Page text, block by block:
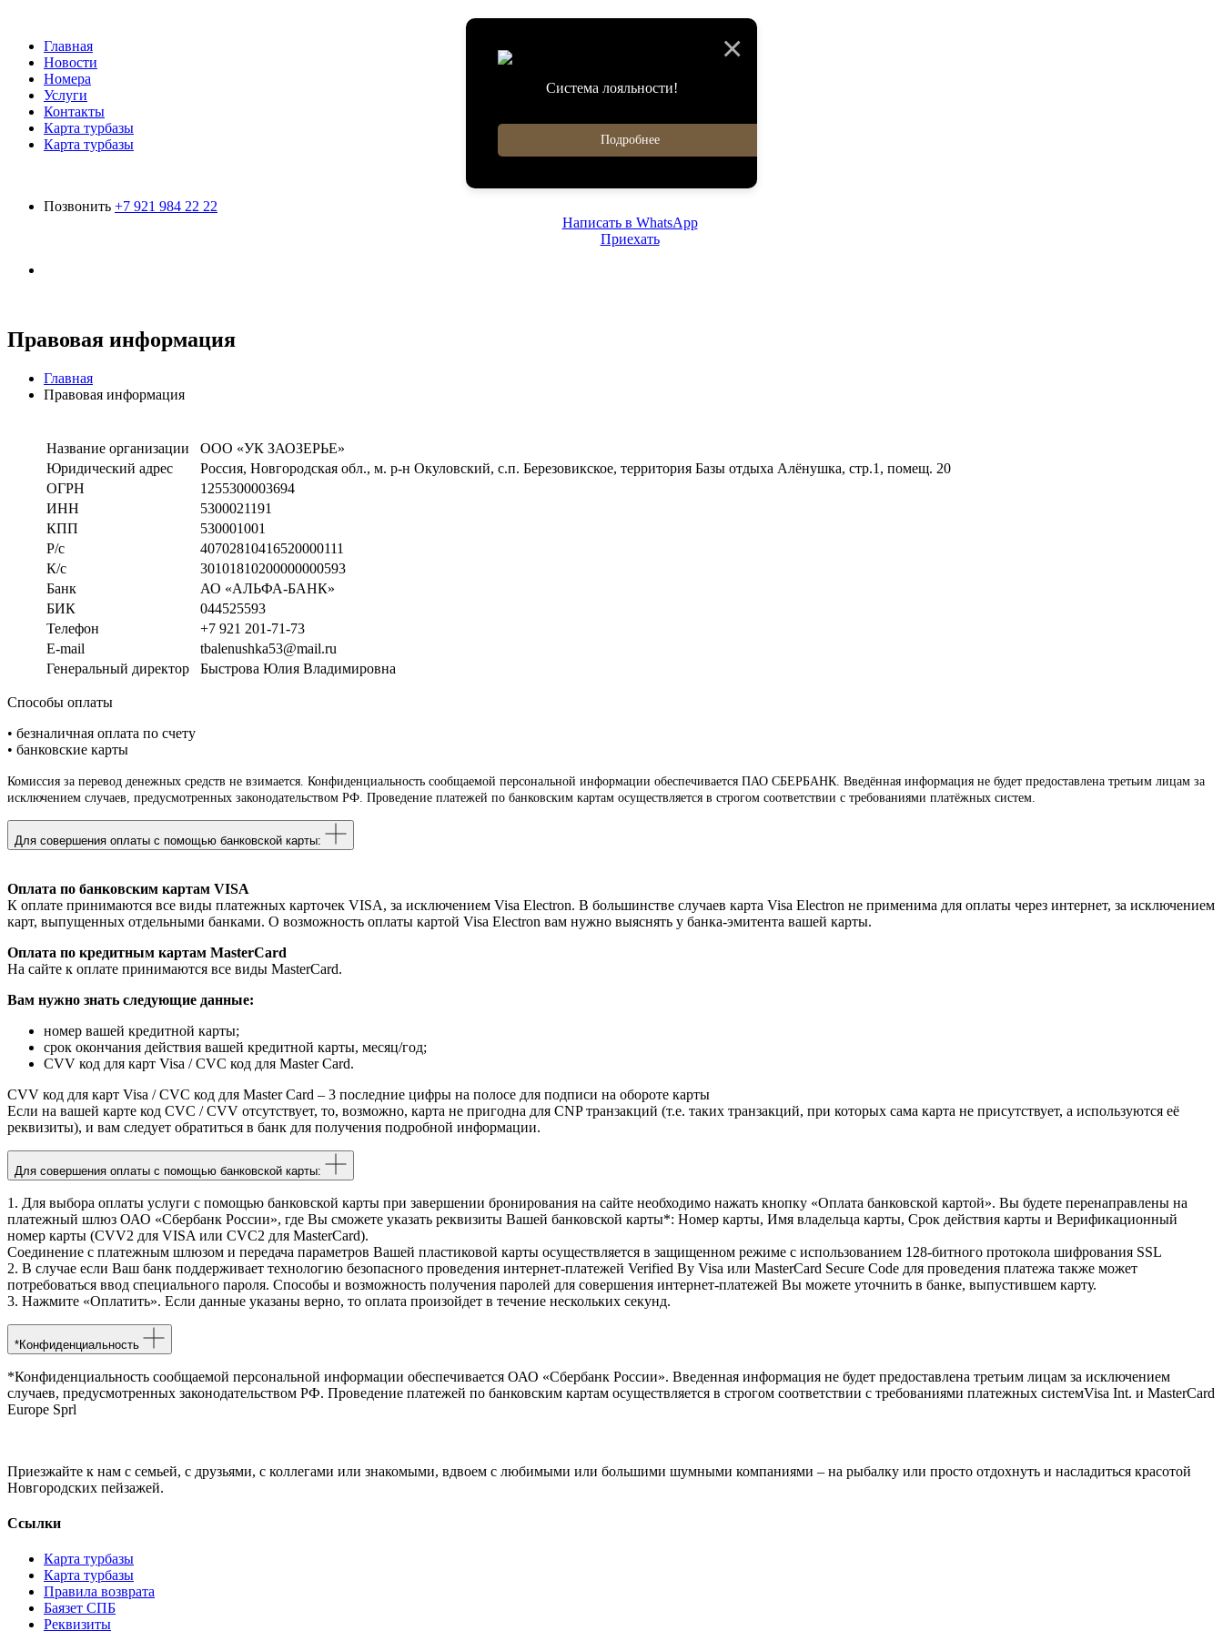
Главная
Новости
Номера
Услуги
Контакты
Карта турбазы
Карта турбазы
Позвонить +7 921 984 22 22
Написать в WhatsApp
Приехать
Правовая информация
Главная
Правовая информация
Название организации
ООО «УК ЗАОЗЕРЬЕ»
Юридический адрес
Россия, Новгородская обл., м. р-н Окуловский, с.п. Березовикское, территория Базы отдыха Алёнушка, стр.1, помещ. 20
ОГРН
1255300003694
ИНН
5300021191
КПП
530001001
Р/с
40702810416520000111
К/с
30101810200000000593
Банк
АО «АЛЬФА-БАНК»
БИК
044525593
Телефон
+7 921 201-71-73
E-mail
tbalenushka53@mail.ru
Генеральный директор
Быстрова Юлия Владимировна
Способы оплаты
• безналичная оплата по счету
• банковские карты
Комиссия за перевод денежных средств не взимается. Конфиденциальность сообщаемой персональной информации обеспечивается ПАО СБЕРБАНК. Введённая информация не будет предоставлена третьим лицам за
исключением случаев, предусмотренных законодательством РФ. Проведение платежей по банковским картам осуществляется в строгом соответствии с требованиями платёжных систем.
Для совершения оплаты с помощью банковской карты:
Оплата по банковским картам VISA
К оплате принимаются все виды платежных карточек VISA, за исключением Visa Electron. В большинстве случаев карта Visa Electron не применима для оплаты через интернет, за исключением
карт, выпущенных отдельными банками. О возможность оплаты картой Visa Electron вам нужно выяснять у банка-эмитента вашей карты.
Оплата по кредитным картам MasterCard
На сайте к оплате принимаются все виды MasterCard.
Вам нужно знать следующие данные:
номер вашей кредитной карты;
cрок окончания действия вашей кредитной карты, месяц/год;
CVV код для карт Visa / CVC код для Master Card.
CVV код для карт Visa / CVC код для Master Card – 3 последние цифры на полосе для подписи на обороте карты
Если на вашей карте код CVC / CVV отсутствует, то, возможно, карта не пригодна для CNP транзакций (т.е. таких транзакций, при которых сама карта не присутствует, а используются её
реквизиты), и вам следует обратиться в банк для получения подробной информации.
Для совершения оплаты с помощью банковской карты:
1. Для выбора оплаты услуги с помощью банковской карты при завершении бронирования на сайте необходимо нажать кнопку «Оплата банковской картой». Вы будете перенаправлены на
платежный шлюз ОАО «Сбербанк России», где Вы сможете указать реквизиты Вашей банковской карты*: Номер карты, Имя владельца карты, Срок действия карты и Верификационный
номер карты (CVV2 для VISA или CVC2 для MasterCard).
Соединение с платежным шлюзом и передача параметров Вашей пластиковой карты осуществляется в защищенном режиме с использованием 128-битного протокола шифрования SSL
2. В случае если Ваш банк поддерживает технологию безопасного проведения интернет-платежей Verified By Visa или MasterCard Secure Code для проведения платежа также может
потребоваться ввод специального пароля. Способы и возможность получения паролей для совершения интернет-платежей Вы можете уточнить в банке, выпустившем карту.
3. Нажмите «Оплатить». Если данные указаны верно, то оплата произойдет в течение нескольких секунд.
*Конфиденциальность
*Конфиденциальность сообщаемой персональной информации обеспечивается ОАО «Сбербанк России». Введенная информация не будет предоставлена третьим лицам за исключением
случаев, предусмотренных законодательством РФ. Проведение платежей по банковским картам осуществляется в строгом соответствии с требованиями платежных системVisa Int. и MasterCard
Europe Sprl
Приезжайте к нам с семьей, с друзьями, с коллегами или знакомыми, вдвоем с любимыми или большими шумными компаниями – на рыбалку или просто отдохнуть и насладиться красотой
Новгородских пейзажей.
Cсылки
Карта турбазы
Карта турбазы
Правила возврата
Баязет СПБ
Реквизиты
×
Система лояльности!
Подробнее